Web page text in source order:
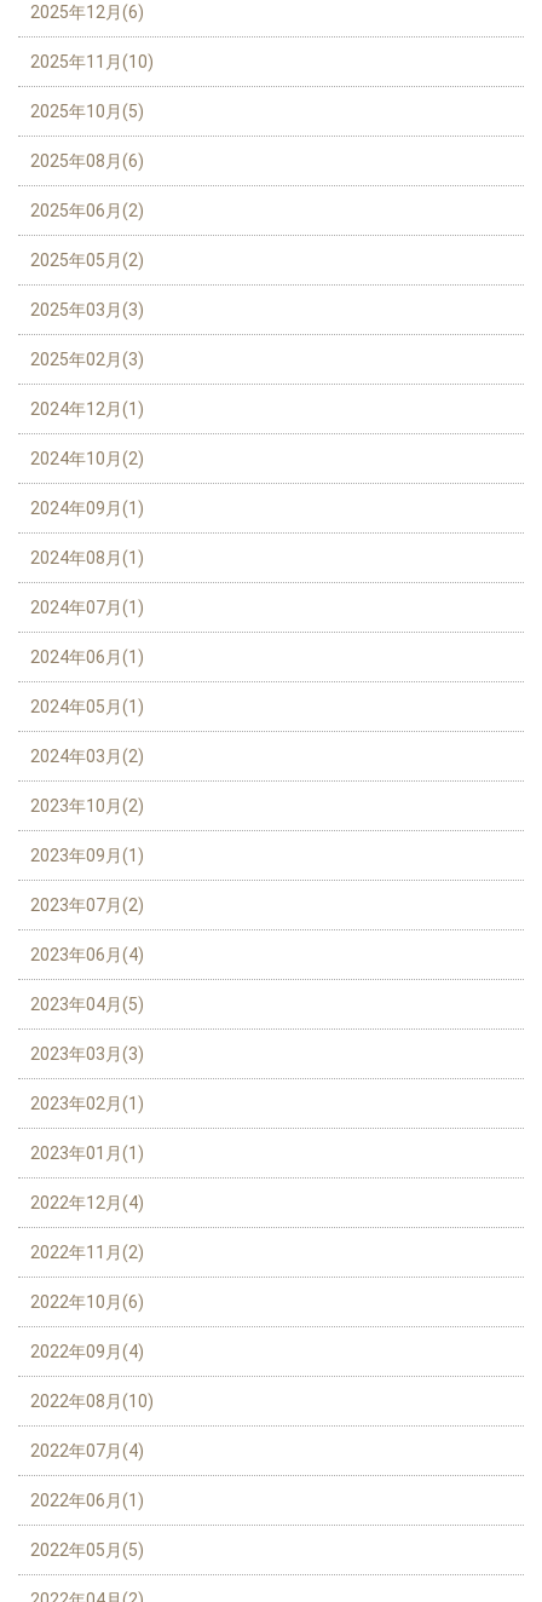
2025年12月(6)
2025年11月(10)
2025年10月(5)
2025年08月(6)
2025年06月(2)
2025年05月(2)
2025年03月(3)
2025年02月(3)
2024年12月(1)
2024年10月(2)
2024年09月(1)
2024年08月(1)
2024年07月(1)
2024年06月(1)
2024年05月(1)
2024年03月(2)
2023年10月(2)
2023年09月(1)
2023年07月(2)
2023年06月(4)
2023年04月(5)
2023年03月(3)
2023年02月(1)
2023年01月(1)
2022年12月(4)
2022年11月(2)
2022年10月(6)
2022年09月(4)
2022年08月(10)
2022年07月(4)
2022年06月(1)
2022年05月(5)